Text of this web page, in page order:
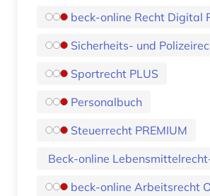
beck-online Recht Digital
Sicherheits- und
Sportrecht PLUS
Personalbuch
Steuerrecht PREMIUM
Beck-online
beck-online Arbeitsrecht